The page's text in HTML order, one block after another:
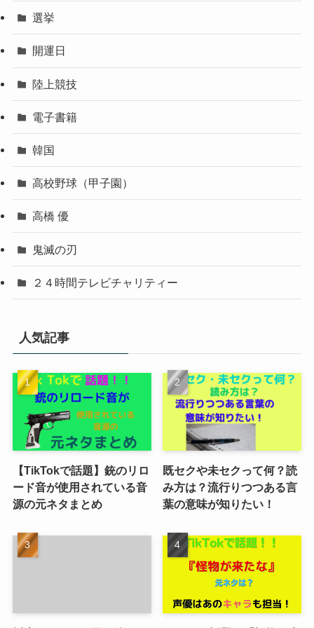
選挙
開運日
陸上競技
電子書籍
韓国
高校野球（甲子園）
高橋 優
鬼滅の刃
２４時間テレビチャリティー
人気記事
【TikTokで話題】銃のリロ
ード音が使用されている音
源の元ネタまとめ
既セクや未セクって何？読
み方は？流行りつつある言
葉の意味が知りたい！